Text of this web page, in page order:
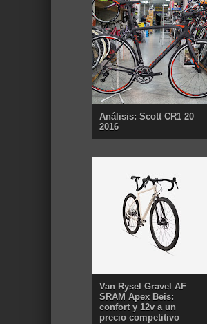
Análisis: Scott CR1 20
2016
Van Rysel Gravel AF
SRAM Apex Beis:
confort y 12v a un
precio competitivo